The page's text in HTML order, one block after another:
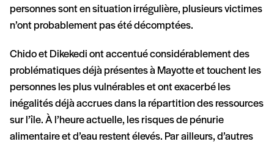
personnes sont en situation irrégulière, plusieurs victimes
n’ont probablement pas été décomptées.
Chido et Dikekedi ont accentué considérablement des
problématiques déjà présentes à Mayotte et touchent les
personnes les plus vulnérables et ont exacerbé les
inégalités déjà accrues dans la répartition des ressources
sur l’île. À l’heure actuelle, les risques de pénurie
alimentaire et d’eau restent élevés. Par ailleurs, d’autres